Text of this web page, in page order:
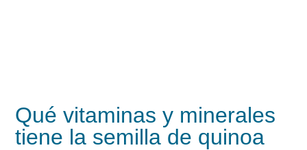
Qué vitaminas y minerales
tiene la semilla de quinoa